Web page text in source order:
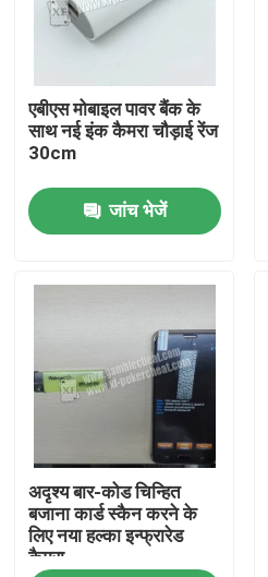
उत्पाद
वीडियो
हमारे बारे में
कारखाने का दौरा
गुणवत्ता नियंत्रण
हमसे संपर्क करें
बोली मांगें
अदृश्य बजाना कार्ड
एबीएस मोबाइल पावर बैंक के
साथ नई इंक कैमरा चौड़ाई रेंज
30cm
जांच भेजें
अदृश्य बार-कोड चिन्हित
बजाना कार्ड स्कैन करने के
लिए नया हल्का इन्फ्रारेड
कैमरा